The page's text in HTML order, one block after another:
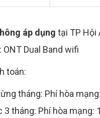
áp dụng tại TP Hội
Dual Band wifi
toán:
tháng: Phí hòa
3 tháng: Phí hòa mạng: